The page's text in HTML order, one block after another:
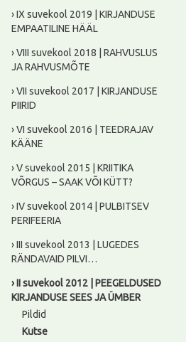
› IX suvekool 2019 | KIRJANDUSE
EMPAATILINE HÄÄL
› VIII suvekool 2018 | RAHVUSLUS
JA RAHVUSMÕTE
› VII suvekool 2017 | KIRJANDUSE
PIIRID
› VI suvekool 2016 | TEEDRAJAV
KÄÄNE
› V suvekool 2015 | KRIITIKA
VÕRGUS – SAAK VÕI KÜTT?
› IV suvekool 2014 | PULBITSEV
PERIFEERIA
› III suvekool 2013 | LUGEDES
RÄNDAVAID PILVI…
› II suvekool 2012 | PEEGELDUSED
KIRJANDUSE SEES JA ÜMBER
Pildid
Kutse